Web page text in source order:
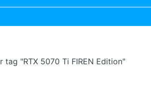
tag "RTX 5070 Ti FIREN Edition"